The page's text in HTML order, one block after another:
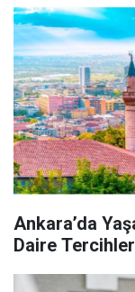
Ankara’da
Daire